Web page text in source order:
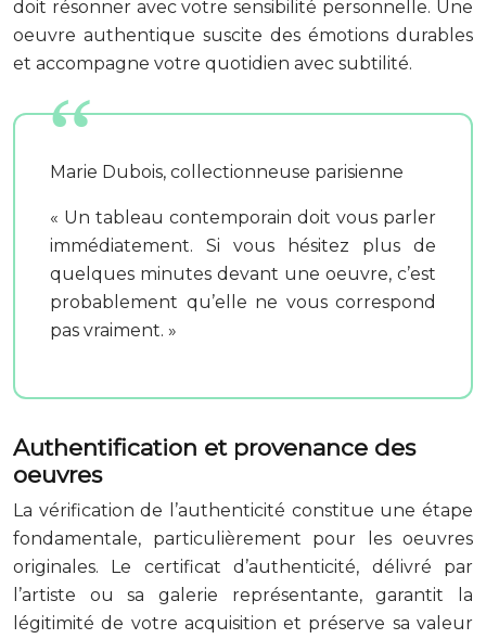
doit résonner avec votre sensibilité personnelle. Une
oeuvre authentique suscite des émotions durables
et accompagne votre quotidien avec subtilité.
Marie Dubois, collectionneuse parisienne
« Un tableau contemporain doit vous parler
immédiatement. Si vous hésitez plus de
quelques minutes devant une oeuvre, c’est
probablement qu’elle ne vous correspond
pas vraiment. »
Authentification et provenance des
oeuvres
La vérification de l’authenticité constitue une étape
fondamentale, particulièrement pour les oeuvres
originales. Le certificat d’authenticité, délivré par
l’artiste ou sa galerie représentante, garantit la
légitimité de votre acquisition et préserve sa valeur